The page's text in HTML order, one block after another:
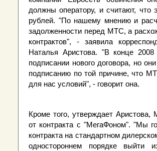
должны оператору, и считают,
рублей. "По нашему мнению и
задолженности перед МТС, а
контрактов", - заявила
Наталья Аристова. "В конце
подписании нового договора, но
подписанию по той причине, что
для нас условий", - говорит она.
Кроме того, утверждает Аристова,
от контракта с "МегаФоном". "Мы
контракта на стандартном
одностороннем порядке выйти